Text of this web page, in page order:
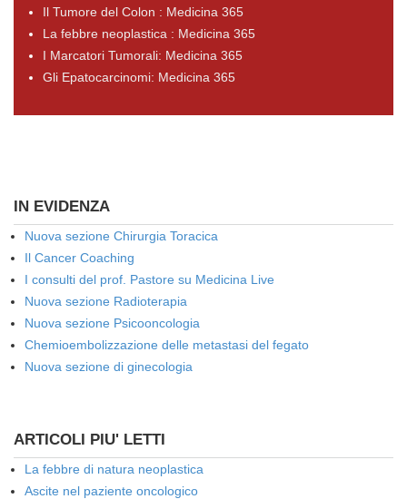
Il Tumore del Colon : Medicina 365
La febbre neoplastica : Medicina 365
I Marcatori Tumorali: Medicina 365
Gli Epatocarcinomi: Medicina 365
IN EVIDENZA
Nuova sezione Chirurgia Toracica
Il Cancer Coaching
I consulti del prof. Pastore su Medicina Live
Nuova sezione Radioterapia
Nuova sezione Psicooncologia
Chemioembolizzazione delle metastasi del fegato
Nuova sezione di ginecologia
ARTICOLI PIU' LETTI
La febbre di natura neoplastica
Ascite nel paziente oncologico